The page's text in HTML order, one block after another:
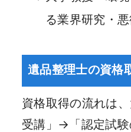
る業界研究・
遺品整理士の資格
資格取得の流れは
受講」→「認定試